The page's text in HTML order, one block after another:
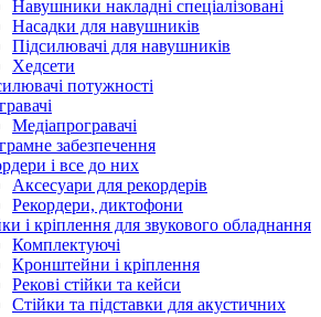
Навушники накладні спеціалізовані
Насадки для навушників
Підсилювачі для навушників
Хедсети
потужності
Медіапрогравачі
забезпечення
і все до них
Аксесуари для рекордерів
Рекордери, диктофони
і кріплення для звукового обладнання
Комплектуючі
Кронштейни і кріплення
Рекові стійки та кейси
Стійки та підставки для акустичних